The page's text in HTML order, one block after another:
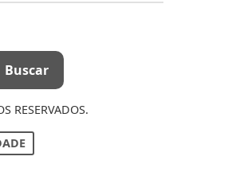
RESERVADOS.